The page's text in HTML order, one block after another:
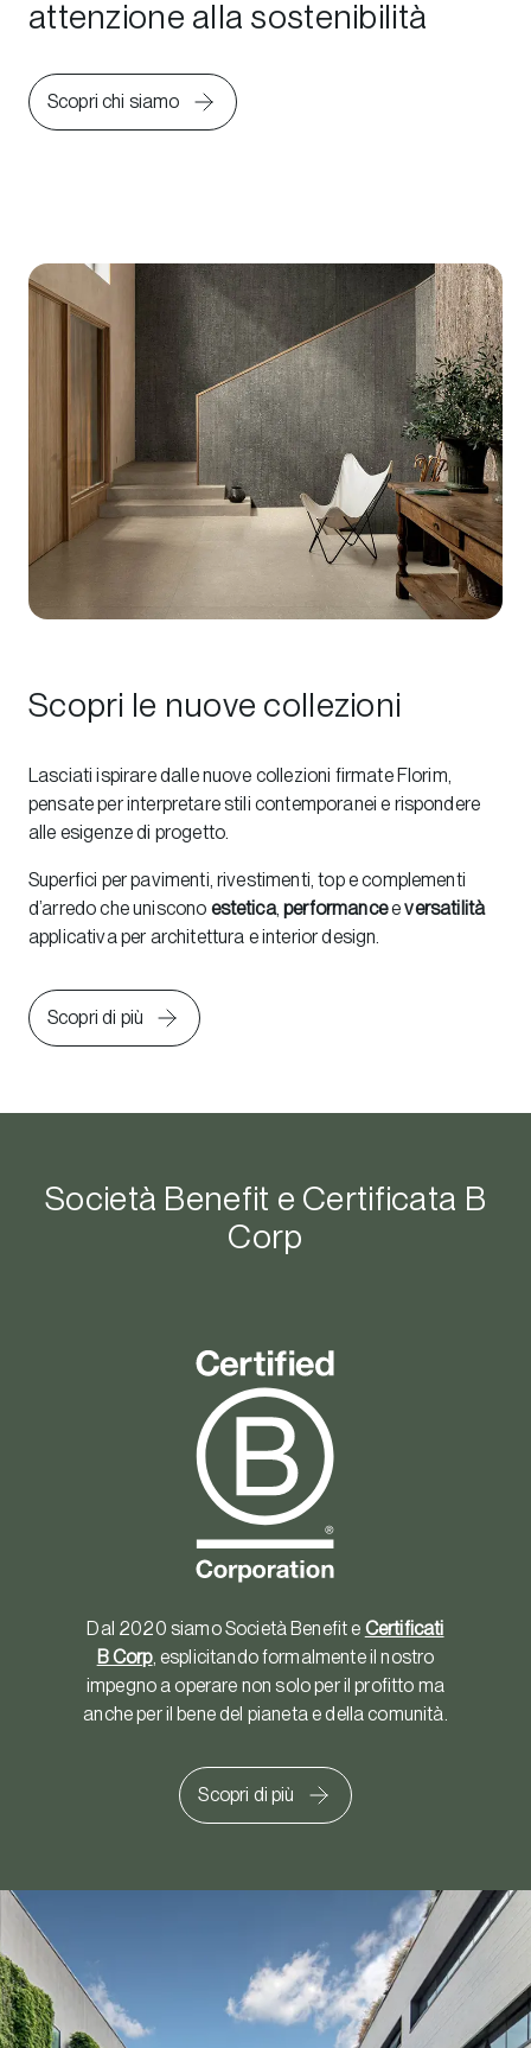
attenzione alla sostenibilità
Scopri chi siamo
Scopri le nuove collezioni
Lasciati ispirare dalle nuove collezioni firmate Florim,
pensate per interpretare stili contemporanei e rispondere
alle esigenze di progetto.
Superfici per pavimenti, rivestimenti, top e complementi
d’arredo che uniscono estetica,performanceeversatilità
applicativa per architettura e interior design.
Scopri di più
Società Benefit e Certificata B
Corp
Dal 2020 siamo Società Benefit e Certificati
B Corp, esplicitando formalmente il nostro
impegno a operare non solo per il profitto ma
anche per il bene del pianeta e della comunità.
Scopri di più